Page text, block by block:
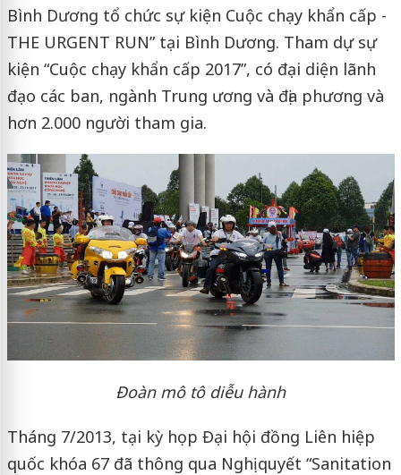
Bình Dương tổ chức sự kiện Cuộc chạy khẩn cấp -
THE URGENT RUN” tại Bình Dương. Tham dự sự
kiện “Cuộc chạy khẩn cấp 2017”, có đại diện lãnh
đạo các ban, ngành Trung ương và địa phương và
hơn 2.000 người tham gia.
Đoàn mô tô diễu hành
Tháng 7/2013, tại kỳ họp Đại hội đồng Liên hiệp
quốc khóa 67 đã thông qua Nghị quyết “Sanitation